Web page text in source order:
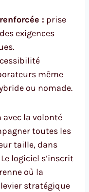
: prise
exigences
même
ou nomade.
avec la volonté
toutes les
taille, dans
logiciel s’inscrit
où la
stratégique